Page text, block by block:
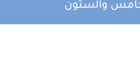
والستون